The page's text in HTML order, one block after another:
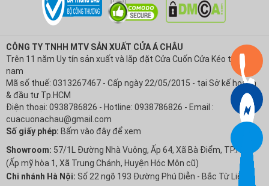
CÔNG TY TNHH MTV SẢN XUẤT CỬA Á CHÂU
Trên 11 năm Uy tín sản xuất và lắp đặt Cửa Cuốn Cửa Kéo tại Việt
nam
Mã số thuế: 0313267467 - Cấp ngày 22/05/2015 - tại Sở kế hoạch
& đầu tư Tp.HCM
Điện thoại: 0938786826 - Hotline: 0938786826 - Email :
cuacuonachau@gmail.com
Số giấy phép: Bấm vào đây để xem
Showroom: 57/1L Đường Nhà Vuông, Ấp 64, Xã Bà Điểm, TP.HCM
(Ấp mỹ hòa 1, Xã Trung Chánh, Huyện Hóc Môn cũ)
Chi nhánh Hà Nội: Số 22 ngõ 193 Đường Phú Diễn - Bắc Từ Liêm -